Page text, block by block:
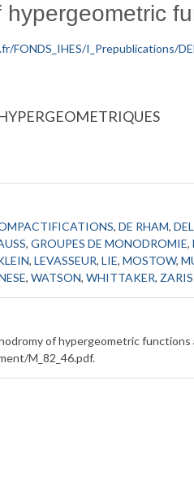
hypergeometric
,DE RHAM,
,GROUPES DE MONODROMIE,
,LEVASSEUR,LIE,MOSTOW,
,WATSON,WHITTAKER,
of hypergeometric
M_82_46.pdf.